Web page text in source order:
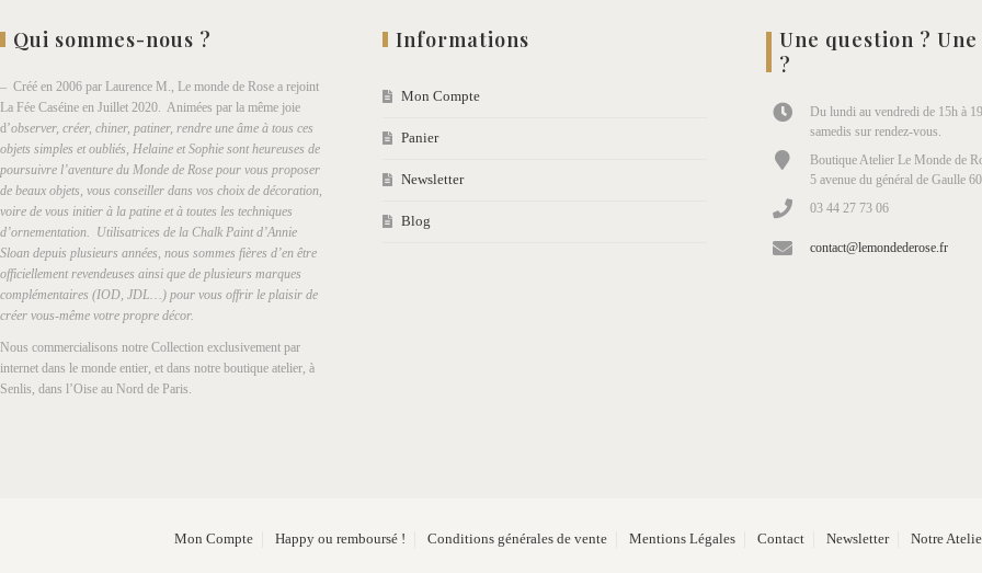
Qui sommes-nous ?
– Créé en 2006 par Laurence M., Le monde de Rose a rejoint
La Fée Caséine en Juillet 2020. Animées par la même joie
d’observer, créer, chiner, patiner, rendre une âme à tous ces
objets simples et oubliés, Helaine et Sophie sont heureuses de
poursuivre l’aventure du Monde de Rose pour vous proposer
de beaux objets, vous conseiller dans vos choix de décoration,
voire de vous initier à la patine et à toutes les techniques
d’ornementation. Utilisatrices de la Chalk Paint d’Annie
Sloan depuis plusieurs années, nous sommes fières d’en être
officiellement revendeuses ainsi que de plusieurs marques
complémentaires (IOD, JDL…) pour vous offrir le plaisir de
créer vous-même votre propre décor.
Nous commercialisons notre Collection exclusivement par
internet dans le monde entier, et dans notre boutique atelier, à
Senlis, dans l’Oise au Nord de Paris.
Informations
Mon Compte
Panier
Newsletter
Blog
Une question ?
?
Du lundi au vendredi de 15h à
samedis sur rendez-vous.
Boutique Atelier Le Monde de
5 avenue du général de Gaulle
03 44 27 73 06
contact@lemondederose.fr
Mon Compte Happy ou remboursé ! Conditions générales de vente Mentions Légales Contact Newsletter Notre